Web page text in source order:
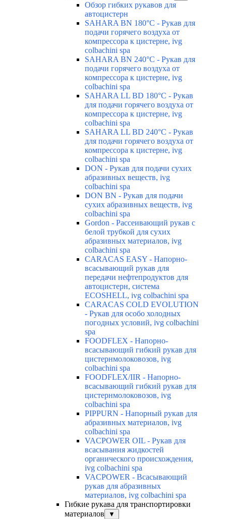
Обзор гибких рукавов для
автоцистерн
SAHARA BN 180°C - Рукав для
подачи горячего воздуха от
компрессора к цистерне, ivg
colbachini spa
SAHARA BN 240°C - Рукав для
подачи горячего воздуха от
компрессора к цистерне, ivg
colbachini spa
SAHARA LL BD 180°C - Рукав
для подачи горячего воздуха от
компрессора к цистерне, ivg
colbachini spa
SAHARA LL BD 240°C - Рукав
для подачи горячего воздуха от
компрессора к цистерне, ivg
colbachini spa
DON - Рукав для подачи сухих
абразивных веществ, ivg
colbachini spa
DON BN - Рукав для подачи
сухих абразивных веществ, ivg
colbachini spa
Gordon - Рассеивающий рукав с
белой трубкой для сухих
абразивных материалов, ivg
colbachini spa
CARACAS EASY - Напорно-
всасывающий рукав для
передачи нефтепродуктов для
автоцистерн, система
ECOSHELL, ivg colbachini spa
CARACAS COLD EVOLUTION
- Рукав для особо холодных
погодных условий, ivg colbachini
spa
FOODFLEX - Напорно-
всасывающий гибкий рукав для
цистернмолоковозов, ivg
colbachini spa
FOODFLEX/IIR - Напорно-
всасывающий гибкий рукав для
цистернмолоковозов, ivg
colbachini spa
PIPPURN - Напорный рукав для
абразивных материалов, ivg
colbachini spa
VACPOWER OIL - Рукав для
всасывания жидкостей
органического происхождения,
ivg colbachini spa
VACPOWER - Всасывающий
рукав для абразивных
материалов, ivg colbachini spa
Гибкие рукава для транспортировки
материалов
▼